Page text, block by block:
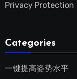
Privacy Protection
Categories
一键提高姿势水平